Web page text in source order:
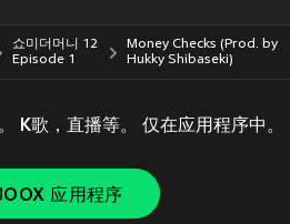
쇼미더머니 12
Episode 1
Money Checks (Prod. by
Hukky Shibaseki)
K歌，直播等。 仅在应用程序中。
应用程序